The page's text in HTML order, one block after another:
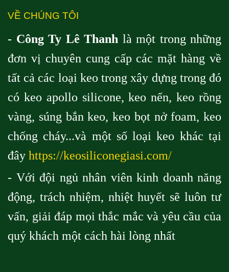
VỀ CHÚNG TÔI
- Công Ty Lê Thanh là một trong những
đơn vị chuyên cung cấp các mặt hàng về
tất cả các loại keo trong xây dựng trong đó
có keo apollo silicone, keo nến, keo rồng
vàng, súng bắn keo, keo bọt nở foam, keo
chống cháy...và một số loại keo khác tại
đây https://keosiliconegiasi.com/
- Với đội ngủ nhân viên kinh doanh năng
động, trách nhiệm, nhiệt huyết sẽ luôn tư
vấn, giải đáp mọi thắc mắc và yêu cầu của
quý khách một cách hài lòng nhất